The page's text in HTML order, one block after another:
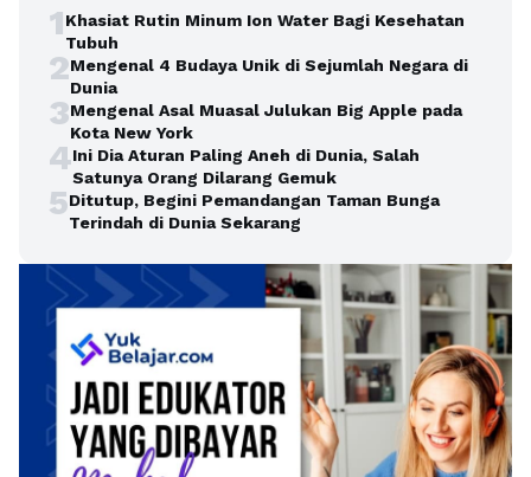
1Khasiat Rutin Minum Ion Water Bagi Kesehatan
Tubuh
2Mengenal 4 Budaya Unik di Sejumlah Negara di
Dunia
3Mengenal Asal Muasal Julukan Big Apple pada
Kota New York
4Ini Dia Aturan Paling Aneh di Dunia, Salah
Satunya Orang Dilarang Gemuk
5Ditutup, Begini Pemandangan Taman Bunga
Terindah di Dunia Sekarang